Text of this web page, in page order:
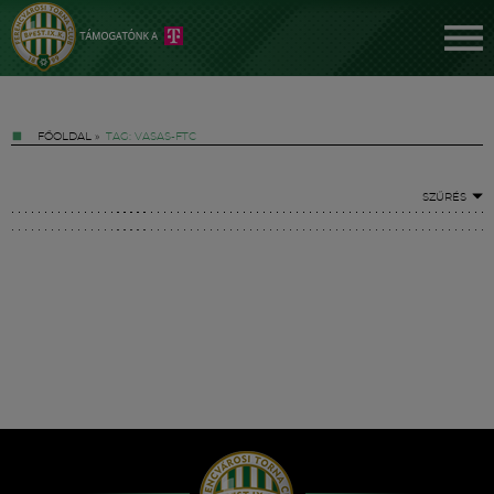
FŐOLDAL » TAG: VASAS-FTC
SZŰRÉS
Hírek